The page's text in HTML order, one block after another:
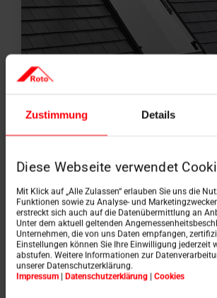
Zustimmung Details
Diese Webseite verwendet
Mit Klick auf „Alle Zulassen“ erlauben Sie uns die
Funktionen sowie zu Analyse- und
erstreckt sich auch auf die Datenübermittlung an
Unter dem aktuell geltenden
Unternehmen, die von uns Daten empfangen,
Einstellungen können Sie Ihre Einwilligung jederzeit
abstufen. Weitere Informationen zur
unserer Datenschutzerklärung.
Impressum | Datenschutzerklärung | Cookies
Raccords Designo, simples et
Les avantages